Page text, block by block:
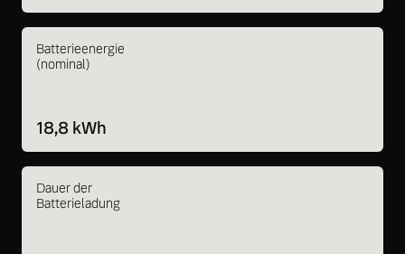
Batterieenergie
(nominal)
18,8 kWh
Dauer der
Batterieladung